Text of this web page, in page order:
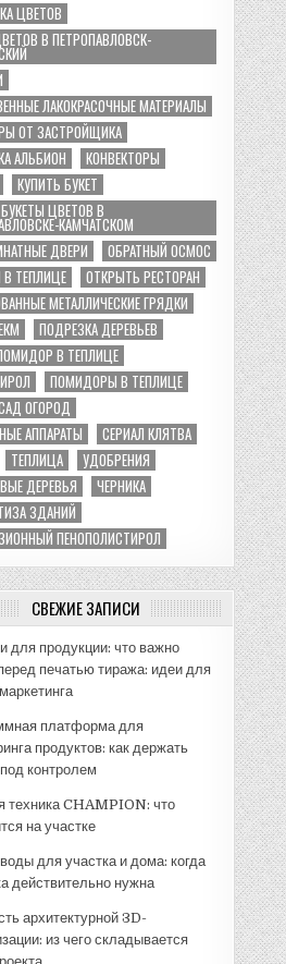
ЦВЕТОВ
В ПЕТРОПАВЛОВСК-
ЛАКОКРАСОЧНЫЕ МАТЕРИАЛЫ
ОТ ЗАСТРОЙЩИКА
АЛЬБИОН
КОНВЕКТОРЫ
КУПИТЬ БУКЕТ
ЦВЕТОВ В
КАМЧАТСКОМ
ДВЕРИ
ОБРАТНЫЙ ОСМОС
ТЕПЛИЦЕ
ОТКРЫТЬ РЕСТОРАН
МЕТАЛЛИЧЕСКИЕ ГРЯДКИ
ПОДРЕЗКА ДЕРЕВЬЕВ
В ТЕПЛИЦЕ
ПОМИДОРЫ В ТЕПЛИЦЕ
ОГОРОД
АППАРАТЫ
СЕРИАЛ КЛЯТВА
ТЕПЛИЦА
УДОБРЕНИЯ
ДЕРЕВЬЯ
ЧЕРНИКА
ЗДАНИЙ
ПЕНОПОЛИСТИРОЛ
СВЕЖИЕ ЗАПИСИ
для продукции: что важно
печатью тиража: идеи для
платформа для
продуктов: как держать
контролем
техника CHAMPION: что
на участке
для участка и дома: когда
действительно нужна
архитектурной 3D-
из чего складывается